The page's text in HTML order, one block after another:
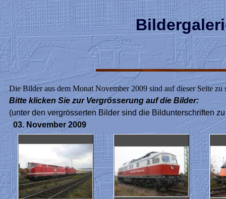
Die Bilder aus dem Monat November 2009 sind auf dieser Seite zu
Bitte klicken Sie zur Vergrösserung auf die Bilder:
(unter den vergrösserten Bilder sind die Bildunterschriften
03. November 2009